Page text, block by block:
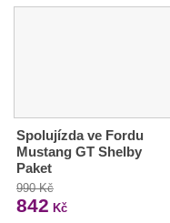
Spolujízda ve Fordu
Mustang GT Shelby
Paket
990 Kč
842 Kč